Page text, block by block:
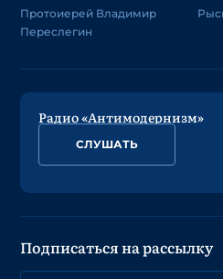
Протоиерей Владимир
Переслегин
Радио «Антимодернизм»
СЛУШАТЬ
Подписаться на рассылку